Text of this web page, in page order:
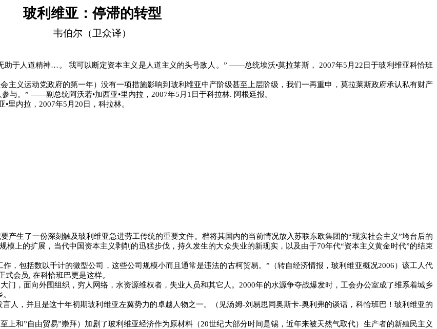
玻利维亚：停滞的转型
韦伯尔（卫众译）
助于人道精神…。 我可以断定资本主义是人道主义的头号敌人。” ――总统埃沃•莫拉莱斯， 2007年5 月 22 日于玻利维亚科恰班
主义运动党政府的第一年）没有一项措施影响到玻利维亚中产阶级甚至上层阶级，我们一再重申，莫拉莱斯政府承认私有财产
与。” ――副总统阿沃若•加西亚•里内拉， 2007年5 月 1 日于科拉林. 阿根廷报。
•里内拉， 2007年5 月 20 日，科拉林。
产生了一份深刻触及玻利维亚急进劳工传统的重要文件。档将其国内的当前情况放入苏联东欧集团的“现实社会主义”垮台后的
上的扩展，当代中国资本主义剥削的迅猛步伐，持久发生的大众失业的新现实，以及由于70年代“资本主义黄金时代”的结束
，包括数以千计的微型公司，这些公司规模小而且通常是违法的古柯贸易。”（转自经济情报，玻利维亚概况2006）该工人代
式会员, 在科恰班巴更是这样。
，面向外围组织，穷人网络，水资源维权者，失业人员和其它人。 2000年的水源争夺战爆发时，工会办公室成了维系着城乡
人，并且是这十年初期玻利维亚左翼势力的卓越人物之一。（见汤姆-刘易思同奥斯卡-奥利弗的谈话，科恰班巴！玻利维亚的
上和”自由贸易”崇拜）加剧了玻利维亚经济作为原材料（20世纪大部分时间是锡，近年来被天然气取代）生产者的新殖民主义